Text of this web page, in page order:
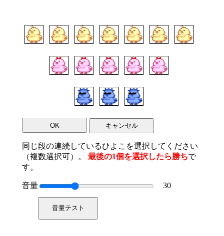
OK キャンセル
同じ段の連続しているひよこを選択してください
（複数選択可）。 最後の1個を選択したら勝ちで
す。
音量 30
音量テスト